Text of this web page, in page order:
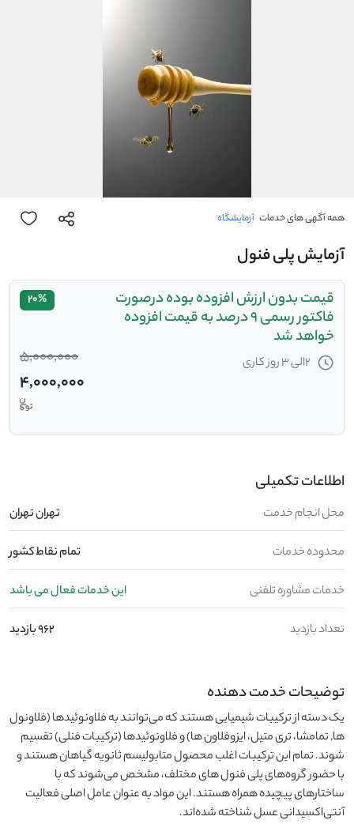
همه آگهی های خدمات آزمایشگاه
آزمایش پلی فنول
قیمت بدون ارزش افزوده بوده درصورت
فاکتور رسمی 9 درصد به قیمت افزوده
خواهد شد
2الی 3 روز کاری
20%
5,000,000
4,000,000
اطلاعات تکمیلی
محل انجام خدمت تهران تهران
محدوده خدمات تمام نقاط کشور
خدمات مشاوره تلفنی این خدمات فعال می باشد
تعداد بازدید 962 بازدید
توضیحات خدمت دهنده
یک دسته از ترکیبات شیمیایی هستند که می‌توانند به فلاونوئیدها (فلاونول
ها, تمامشا، تری متیل، ایزوفلاون ها) و فلاونوئیدها (ترکیبات فنلی) تقسیم
شوند. تمام این ترکیبات اغلب محصول متابولیسم ثانویه گیاهان هستند و
با حضور گروه‌های پلی فنول های مختلف، مشخص می‌شوند که با
ساختارهای پیچیده همراه هستند. این مواد به عنوان عامل اصلی فعالیت
آنتی‌اکسیدانی عسل شناخته شده‌اند.